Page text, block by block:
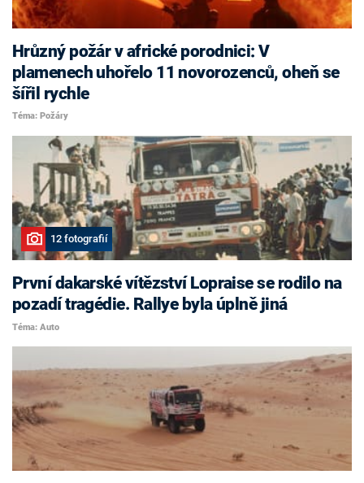
Hrůzný požár v africké porodnici: V
plamenech uhořelo 11 novorozenců, oheň se
šířil rychle
Téma: Požáry
12 fotografií
První dakarské vítězství Lopraise se rodilo na
pozadí tragédie. Rallye byla úplně jiná
Téma: Auto